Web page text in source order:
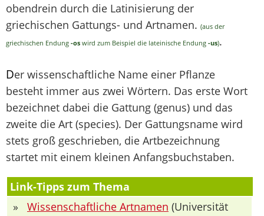
obendrein durch die Latinisierung der
griechischen Gattungs- und Artnamen. (aus der
griechischen Endung -os wird zum Beispiel die lateinische Endung -us).
Der wissenschaftliche Name einer Pflanze
besteht immer aus zwei Wörtern. Das erste Wort
bezeichnet dabei die Gattung (genus) und das
zweite die Art (species). Der Gattungsname wird
stets groß geschrieben, die Artbezeichnung
startet mit einem kleinen Anfangsbuchstaben.
Link-Tipps zum Thema
»
Wissenschaftliche Artnamen (Universität